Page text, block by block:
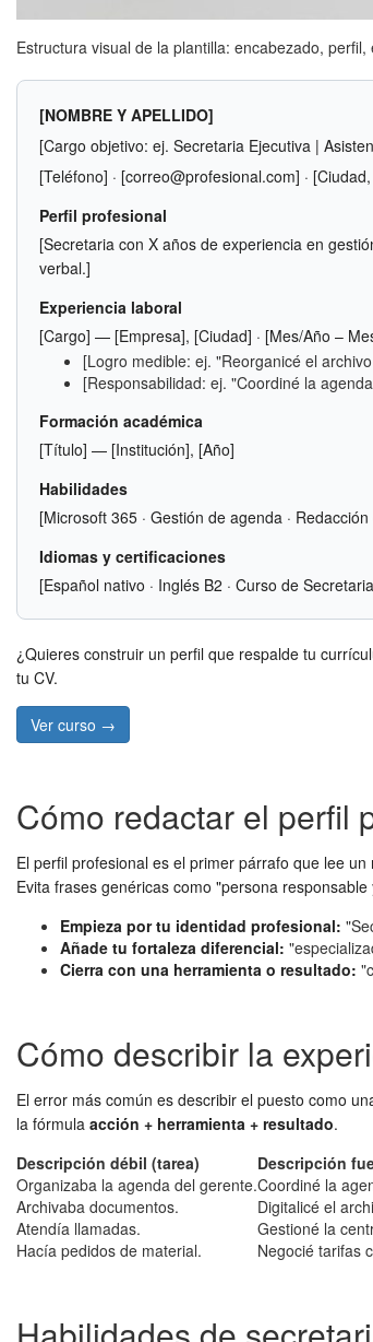
Estructura visual de la plantilla: encabezado,
[NOMBRE Y APELLIDO]
[Cargo objetivo: ej. Secretaria Ejecutiva |
[Teléfono] · [correo@profesional.com] ·
Perfil profesional
[Secretaria con X años de experiencia en
verbal.]
Experiencia laboral
[Cargo] — [Empresa], [Ciudad] · [Mes/Año –
[Logro medible: ej. "Reorganicé el
[Responsabilidad: ej. "Coordiné la
Formación académica
[Título] — [Institución], [Año]
Habilidades
[Microsoft 365 · Gestión de agenda ·
Idiomas y certificaciones
[Español nativo · Inglés B2 · Curso de
¿Quieres construir un perfil que respalde tu
tu CV.
Ver curso →
Cómo redactar el perfil
El perfil profesional es el primer párrafo que lee
Evita frases genéricas como "persona
Empieza por tu identidad profesional:
Añade tu fortaleza diferencial:
Cierra con una herramienta o resultado:
Cómo describir la
El error más común es describir el puesto como
la fórmula acción + herramienta + resultado.
Descripción débil (tarea)
Descripción
Organizaba la agenda del gerente.Coordiné la
Archivaba documentos.
Digitalicé el
Atendía llamadas.
Gestioné la
Hacía pedidos de material.
Negocié tarifas